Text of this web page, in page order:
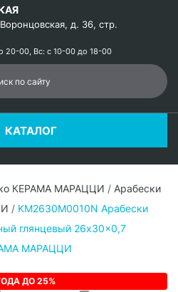
д. 36, стр.
20-00, Вс: с 10-00 до 18-00
КАТАЛОГ
КЕРАМА МАРАЦЦИ / Арабески
/ KM2630M0010N Арабески
глянцевый 26x30x0,7
МАРАЦЦИ
ДО 25%